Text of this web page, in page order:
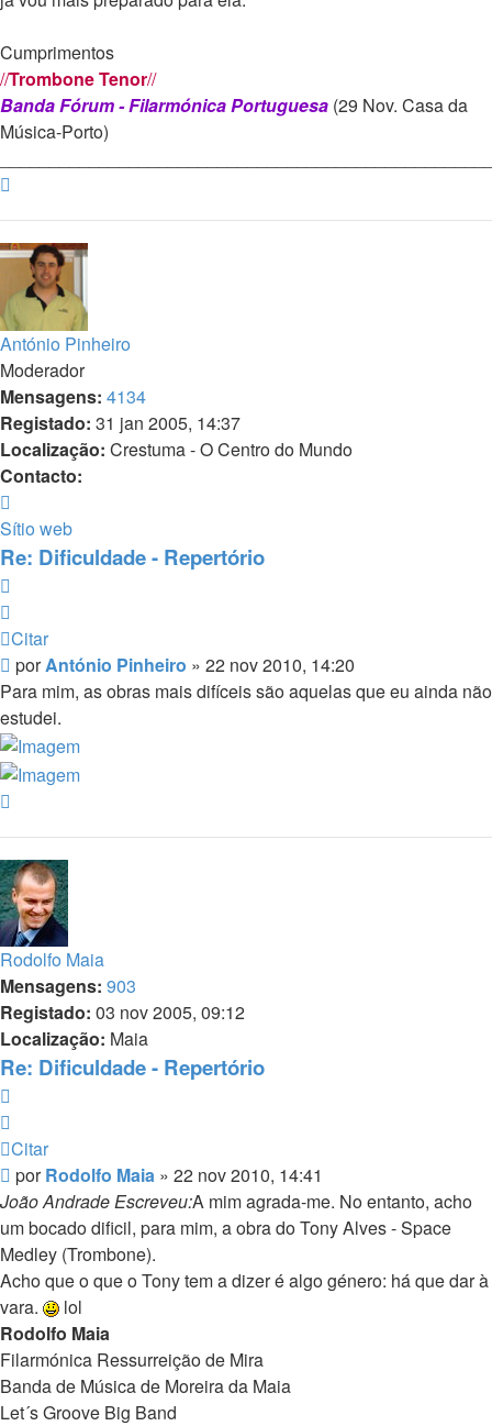
Cumprimentos
//Trombone Tenor//
Banda Fórum - Filarmónica Portuguesa (29 Nov. Casa da
Música-Porto)
António Pinheiro
Moderador
Mensagens: 4134
Registado: 31 jan 2005, 14:37
Localização: Crestuma - O Centro do Mundo
Contacto:
António
Pinheiro
Sítio web
Re: Dificuldade - Repertório
Citar
Mensagem
porAntónio Pinheiro » 22 nov 2010, 14:20
Para mim, as obras mais difíceis são aquelas que eu ainda não
estudei.
Rodolfo Maia
Mensagens: 903
Registado: 03 nov 2005, 09:12
Localização: Maia
Re: Dificuldade - Repertório
Citar
Mensagem
porRodolfo Maia » 22 nov 2010, 14:41
João Andrade Escreveu:A mim agrada-me. No entanto, acho
um bocado dificil, para mim, a obra do Tony Alves - Space
Medley (Trombone).
Acho que o que o Tony tem a dizer é algo género: há que dar à
vara.
lol
Rodolfo Maia
Filarmónica Ressurreição de Mira
Banda de Música de Moreira da Maia
Let´s Groove Big Band